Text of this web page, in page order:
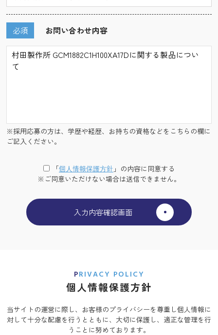
お問い合わせ内容
必須
※採用応募の方は、学歴や経歴、お持ちの資格などをこちらの欄に
ご記入ください。
「個⼈情報保護⽅針 」の内容に同意する
※ご同意いただけない場合は送信できません。
PRIVACY POLICY
個人情報保護方針
当サイトの運営に際し、お客様のプライバシーを尊重し個人情報に
対して十分な配慮を行うとともに、 大切に保護し、適正な管理を行
うことに努めております。